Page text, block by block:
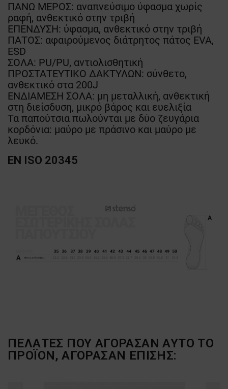
ΠΑΝΩ ΜΕΡΟΣ: αναπνεύσιμο ύφασμα χωρίς
ραφή, ανθεκτικό στην τριβή
ΕΠΕΝΔΥΣΗ: ύφασμα, ανθεκτικό στην τριβή
ΠΑΤΟΣ: αφαιρούμενος διάτρητος πάτος EVA,
ESD
ΣΟΛΑ: PU/PU, αντιολισθητική
ΠΡΟΣΤΑΤΕΥΤΙΚΟ ΔΑΚΤΥΛΩΝ: σύνθετο,
ανθεκτικό στα 200J
ΕΝΔΙΑΜΕΣΗ ΣΟΛΑ: μη μεταλλική, ανθεκτική
στη διείσδυση, μικρό βάρος και ευελιξία
Τα παπούτσια πωλούνται με δύο ζευγάρια
κορδόνια: μαύρο με πράσινο και μαύρο με
λευκό.
EN ISO 20345
ΠΕΛΆΤΕΣ ΠΟΥ ΑΓΌΡΑΣΑΝ ΑΥΤΌ ΤΟ
ΠΡΟΪΌΝ, ΑΓΌΡΑΣΑΝ ΕΠΊΣΗΣ: